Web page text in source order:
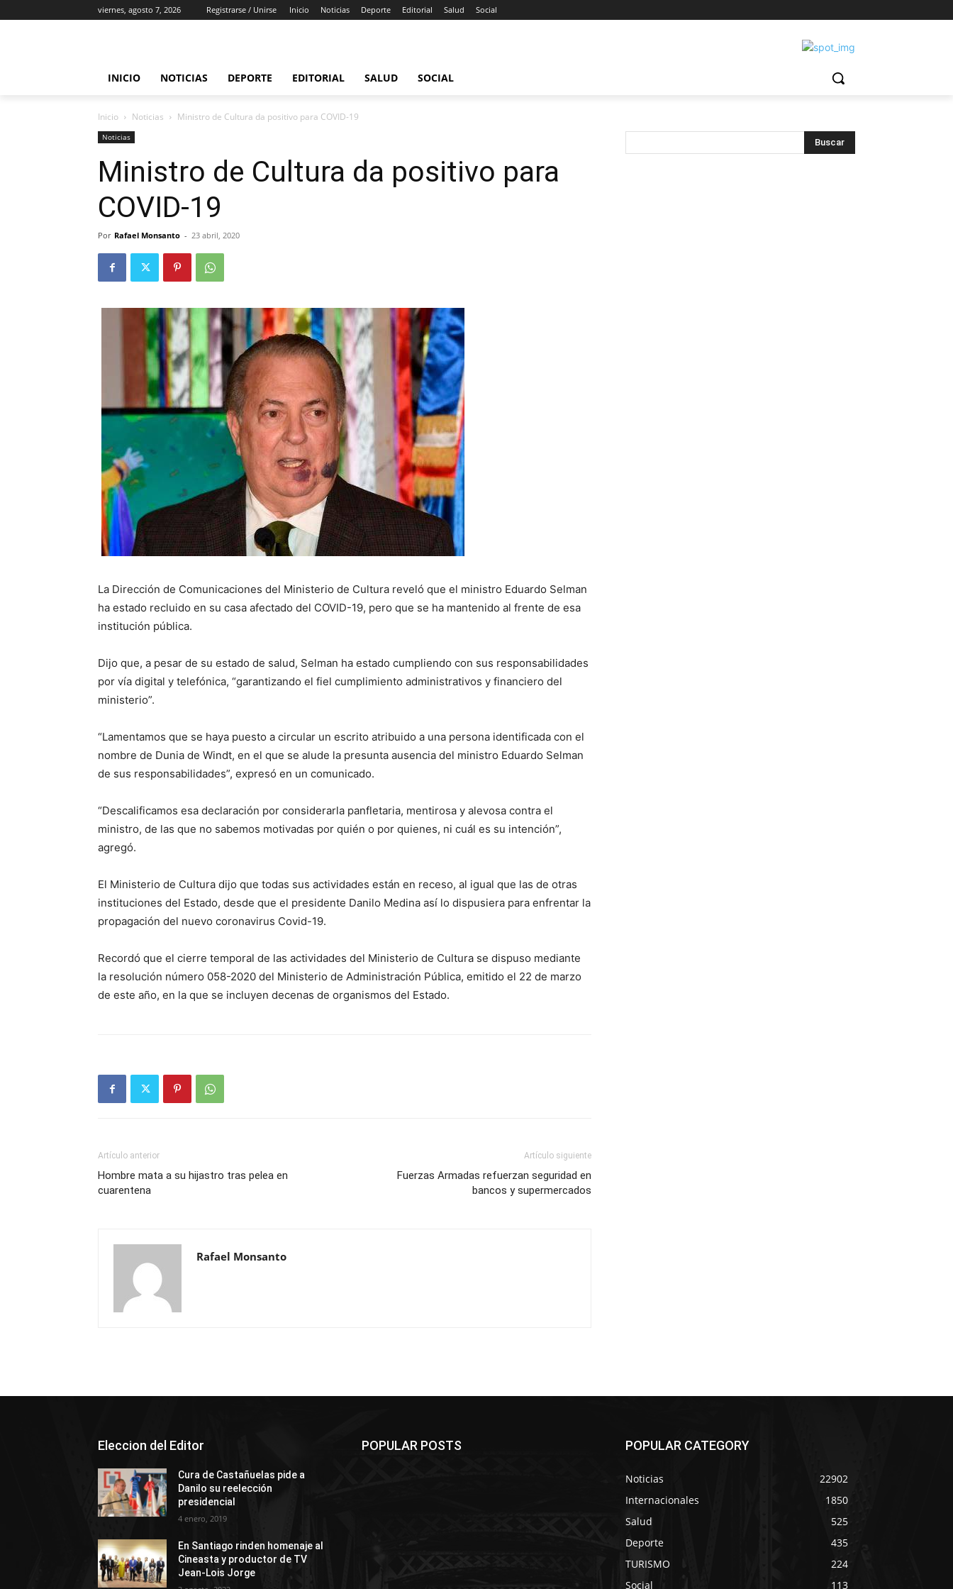
viernes, agosto 7, 2026 Registrarse / Unirse Inicio Noticias Deporte Editorial Salud Social
INICIO NOTICIAS DEPORTE EDITORIAL SALUD SOCIAL
Inicio Noticias Ministro de Cultura da positivo para COVID-19
Noticias
Ministro de Cultura da positivo para
COVID-19
Por Rafael Monsanto - 23 abril, 2020
La Dirección de Comunicaciones del Ministerio de Cultura reveló que el ministro Eduardo Selman
ha estado recluido en su casa afectado del COVID-19, pero que se ha mantenido al frente de esa
institución pública.
Dijo que, a pesar de su estado de salud, Selman ha estado cumpliendo con sus responsabilidades
por vía digital y telefónica, “garantizando el fiel cumplimiento administrativos y financiero del
ministerio”.
“Lamentamos que se haya puesto a circular un escrito atribuido a una persona identificada con el
nombre de Dunia de Windt, en el que se alude la presunta ausencia del ministro Eduardo Selman
de sus responsabilidades”, expresó en un comunicado.
“Descalificamos esa declaración por considerarla panfletaria, mentirosa y alevosa contra el
ministro, de las que no sabemos motivadas por quién o por quienes, ni cuál es su intención”,
agregó.
El Ministerio de Cultura dijo que todas sus actividades están en receso, al igual que las de otras
instituciones del Estado, desde que el presidente Danilo Medina así lo dispusiera para enfrentar la
propagación del nuevo coronavirus Covid-19.
Recordó que el cierre temporal de las actividades del Ministerio de Cultura se dispuso mediante
la resolución número 058-2020 del Ministerio de Administración Pública, emitido el 22 de marzo
de este año, en la que se incluyen decenas de organismos del Estado.
Artículo anterior
Hombre mata a su hijastro tras pelea en
cuarentena
Artículo siguiente
Fuerzas Armadas refuerzan seguridad en
bancos y supermercados
Rafael Monsanto
Eleccion del Editor
Cura de Castañuelas pide a
Danilo su reelección
presidencial
4 enero, 2019
En Santiago rinden homenaje al
Cineasta y productor de TV
Jean-Lois Jorge
POPULAR POSTS POPULAR CATEGORY
Noticias
22902
Internacionales
1850
Salud
525
Deporte
435
TURISMO
224
Social
113